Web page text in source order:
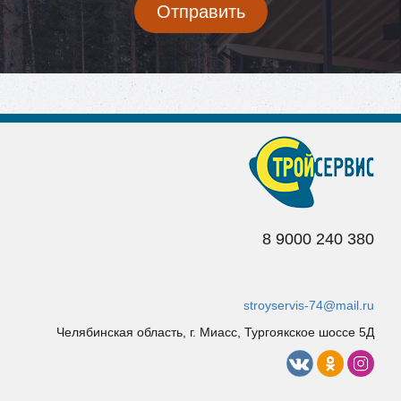
Отправить
8 9000 240 380
stroyservis-74@mail.ru
Челябинская область, г. Миасс, Тургоякское шоссе 5Д